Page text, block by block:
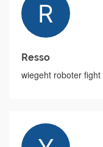
Resso
wiegeht roboter fight